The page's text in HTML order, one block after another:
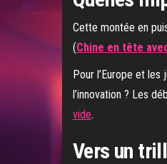
Cette montée en
(Chine en tête
Pour l’Europe et
l’innovation ? Les
vide.
Vers un